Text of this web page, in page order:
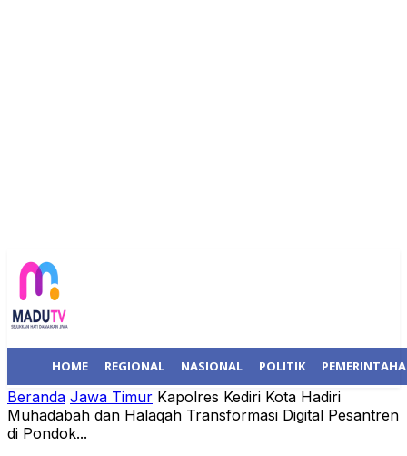
HOME REGIONAL NASIONAL POLITIK
Beranda Jawa Timur Kapolres Kediri Kota Hadiri
Muhadabah dan Halaqah Transformasi Digital Pesantren
di Pondok...